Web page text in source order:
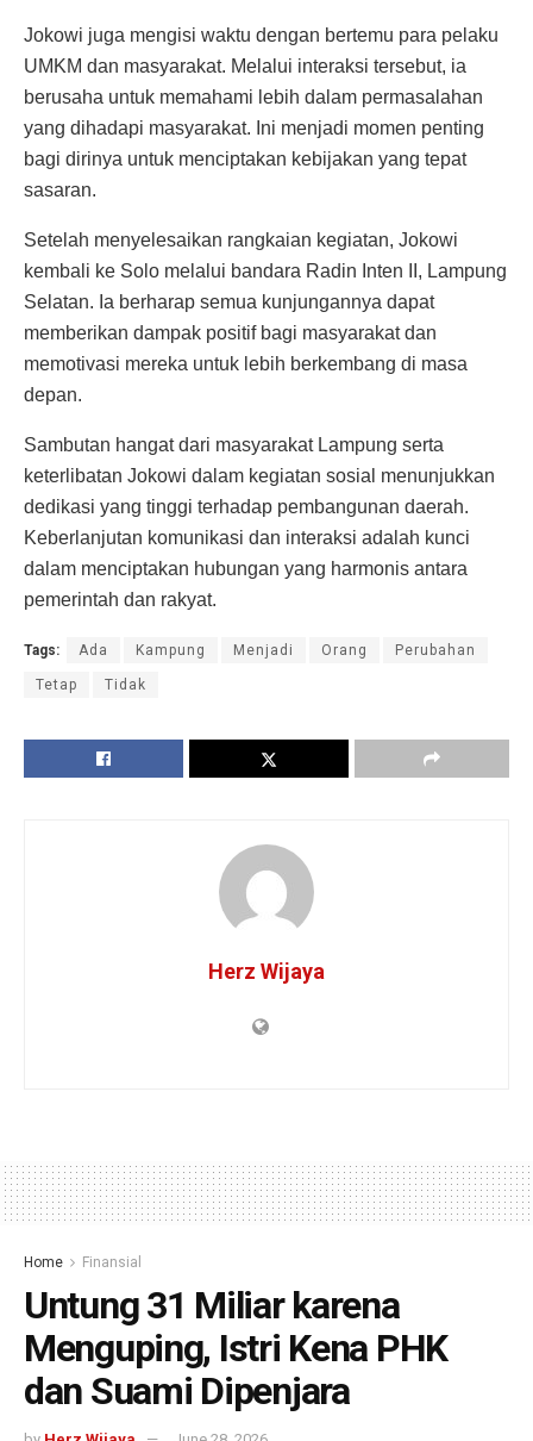
Jokowi juga mengisi waktu dengan bertemu para pelaku
UMKM dan masyarakat. Melalui interaksi tersebut, ia
berusaha untuk memahami lebih dalam permasalahan
yang dihadapi masyarakat. Ini menjadi momen penting
bagi dirinya untuk menciptakan kebijakan yang tepat
sasaran.
Setelah menyelesaikan rangkaian kegiatan, Jokowi
kembali ke Solo melalui bandara Radin Inten II, Lampung
Selatan. Ia berharap semua kunjungannya dapat
memberikan dampak positif bagi masyarakat dan
memotivasi mereka untuk lebih berkembang di masa
depan.
Sambutan hangat dari masyarakat Lampung serta
keterlibatan Jokowi dalam kegiatan sosial menunjukkan
dedikasi yang tinggi terhadap pembangunan daerah.
Keberlanjutan komunikasi dan interaksi adalah kunci
dalam menciptakan hubungan yang harmonis antara
pemerintah dan rakyat.
Tags: Ada Kampung Menjadi Orang Perubahan
Tetap Tidak
Herz Wijaya
Home Finansial
Untung 31 Miliar karena
Menguping, Istri Kena PHK
dan Suami Dipenjara